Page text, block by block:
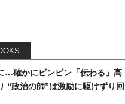
…確かにビンビン「伝わる」高
“政治の師”は激励に駆けずり回